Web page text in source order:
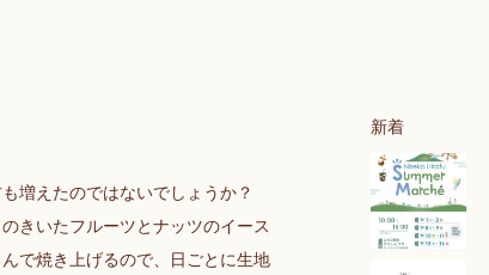
増えたのではないでしょうか？
きいたフルーツとナッツのイース
で焼き上げるので、日ごとに生地
新着